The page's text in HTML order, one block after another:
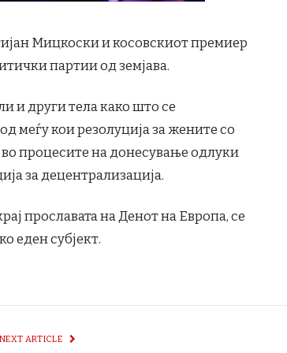
Мицкоски и косовскиот премиер
партии од земјава.
и други тела како што се
меѓу кои резолуција за жените со
процесите на донесување одлуки
за децентрализација.
прославата на Денот на Европа, се
еден субјект.
NEXT ARTICLE